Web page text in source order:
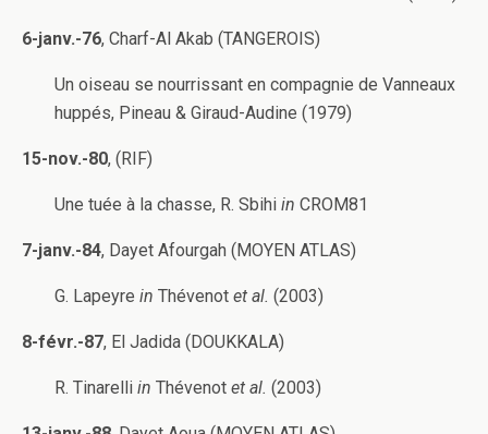
6-janv.-76, Charf-Al Akab (TANGEROIS)
Un oiseau se nourrissant en compagnie de Vanneaux
huppés, Pineau & Giraud-Audine (1979)
15-nov.-80, (RIF)
Une tuée à la chasse, R. Sbihi in CROM81
7-janv.-84, Dayet Afourgah (MOYEN ATLAS)
G. Lapeyre in Thévenot et al. (2003)
8-févr.-87, El Jadida (DOUKKALA)
R. Tinarelli in Thévenot et al. (2003)